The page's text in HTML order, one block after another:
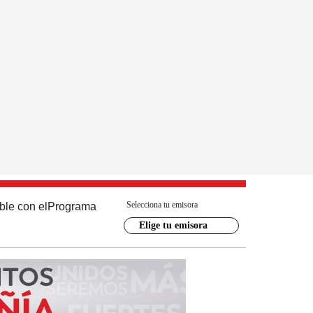
con el Programa Selecciona tu emisora
Elige tu emisora